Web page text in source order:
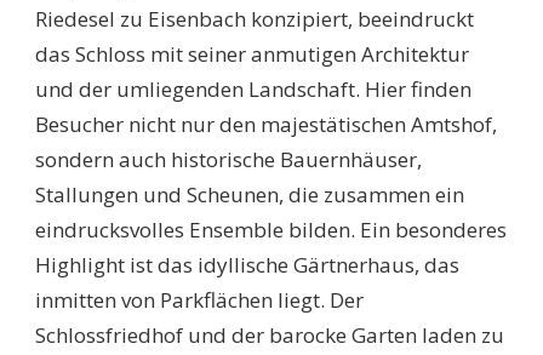
Riedesel zu Eisenbach konzipiert, beeindruckt
das Schloss mit seiner anmutigen Architektur
und der umliegenden Landschaft. Hier finden
Besucher nicht nur den majestätischen Amtshof,
sondern auch historische Bauernhäuser,
Stallungen und Scheunen, die zusammen ein
eindrucksvolles Ensemble bilden. Ein besonderes
Highlight ist das idyllische Gärtnerhaus, das
inmitten von Parkflächen liegt. Der
Schlossfriedhof und der barocke Garten laden zu